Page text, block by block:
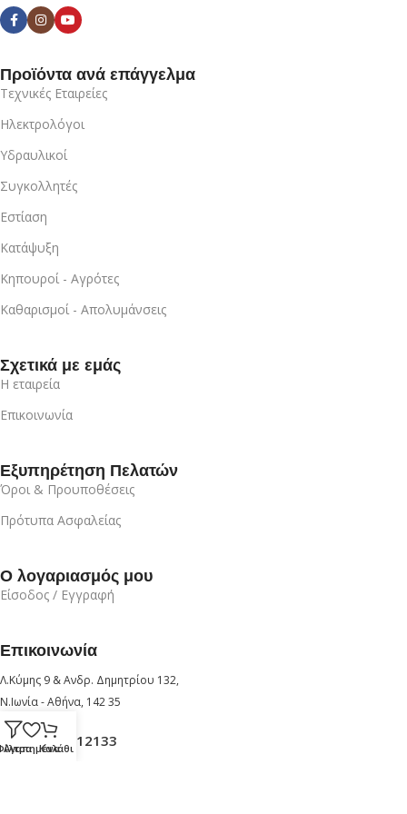
Προϊόντα ανά επάγγελμα
Τεχνικές Εταιρείες
Ηλεκτρολόγοι
Υδραυλικοί
Συγκολλητές
Εστίαση
Κατάψυξη
Κηπουροί - Αγρότες
Καθαρισμοί - Απολυμάνσεις
Σχετικά με εμάς
Η εταιρεία
Επικοινωνία
Εξυπηρέτηση Πελατών
Όροι & Προυποθέσεις
Πρότυπα Ασφαλείας
Ο λογαριασμός μου
Είσοδος / Εγγραφή
Επικοινωνία
Λ.Κύμης 9 & Ανδρ. Δημητρίου 132,
Ν.Ιωνία - Αθήνα, 142 35
+30 210 6912133
Αγαπημένα
Καλάθι